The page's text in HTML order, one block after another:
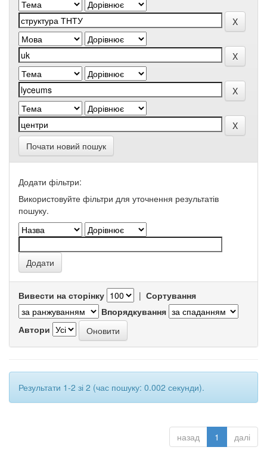
Почати новий пошук
Додати фільтри:
Використовуйте фільтри для уточнення результатів
пошуку.
Вивести на сторінку | Сортування
Впорядкування
Автори
Результати 1-2 зі 2 (час пошуку: 0.002 секунди).
назад 1 далі